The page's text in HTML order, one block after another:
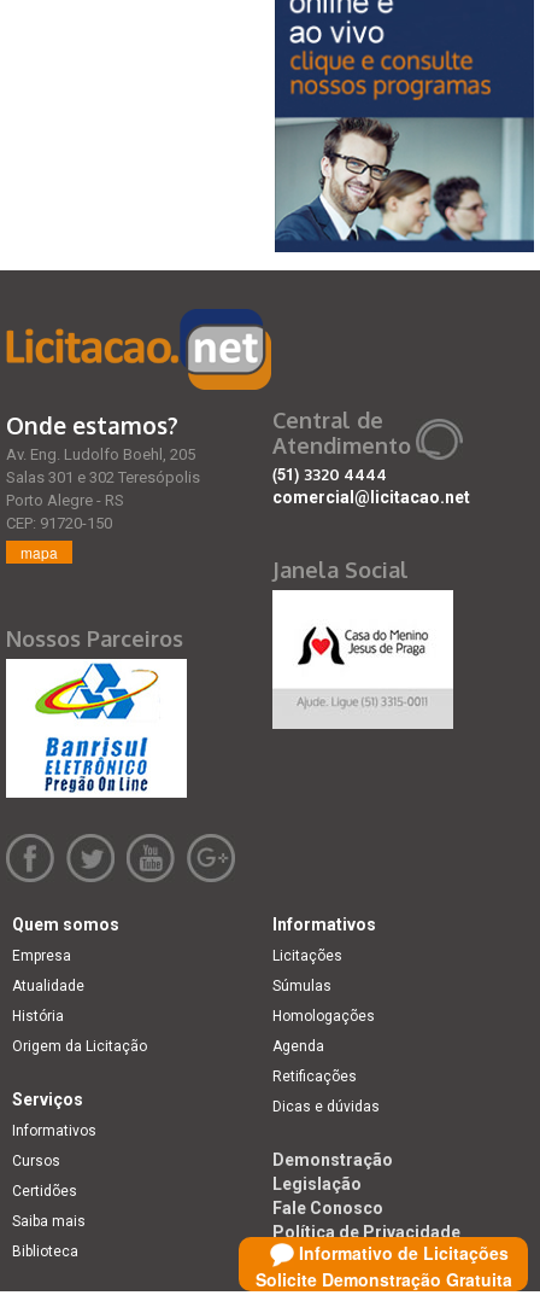
Informativo de Licitações
Solicite Demonstração Gratuita
Onde estamos?
Av. Eng. Ludolfo Boehl, 205
Salas 301 e 302 Teresópolis
Porto Alegre - RS
CEP: 91720-150
mapa
Nossos Parceiros
Central de
Atendimento
(51) 3320 4444
comercial@licitacao.net
Janela Social
Quem somos
Empresa
Atualidade
História
Origem da Licitação
Informativos
Licitações
Súmulas
Homologações
Agenda
Retificações
Dicas e dúvidas
Serviços
Informativos
Cursos
Certidões
Saiba mais
Biblioteca
Demonstração
Legislação
Fale Conosco
Política de Privacidade